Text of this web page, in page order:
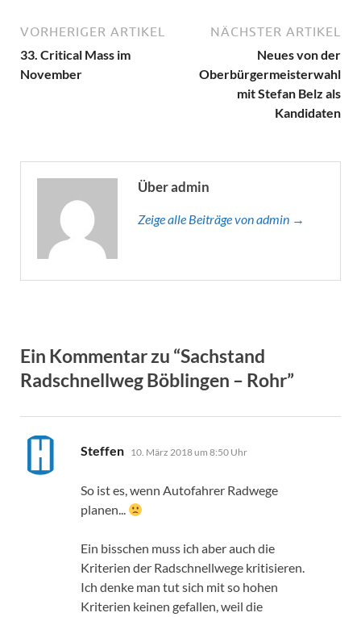
VORHERIGER ARTIKEL
33. Critical Mass im
November
NÄCHSTER ARTIKEL
Neues von der
Oberbürgermeisterwahl
mit Stefan Belz als
Kandidaten
Über admin
Zeige alle Beiträge von admin →
Ein Kommentar zu “Sachstand
Radschnellweg Böblingen – Rohr”
Steffen sagt:
10. März 2018 um 8:50 Uhr
So ist es, wenn Autofahrer Radwege
planen...
Ein bisschen muss ich aber auch die
Kriterien der Radschnellwege kritisieren.
Ich denke man tut sich mit so hohen
Kriterien keinen gefallen, weil die